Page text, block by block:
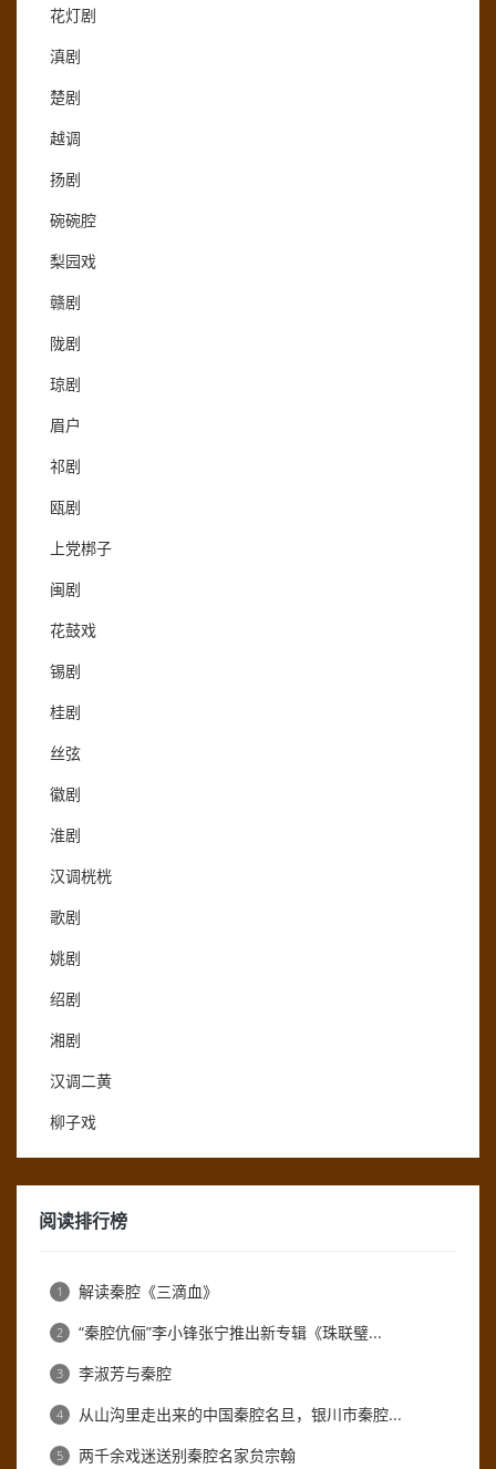
花灯剧
滇剧
楚剧
越调
扬剧
碗碗腔
梨园戏
赣剧
陇剧
琼剧
眉户
祁剧
瓯剧
上党梆子
闽剧
花鼓戏
锡剧
桂剧
丝弦
徽剧
淮剧
汉调桄桄
歌剧
姚剧
绍剧
湘剧
汉调二黄
柳子戏
阅读排行榜
1 解读秦腔《三滴血》
2 “秦腔伉俪”李小锋张宁推出新专辑《珠联璧...
3 李淑芳与秦腔
4 从山沟里走出来的中国秦腔名旦，银川市秦腔...
5 两千余戏迷送别秦腔名家贠宗翰